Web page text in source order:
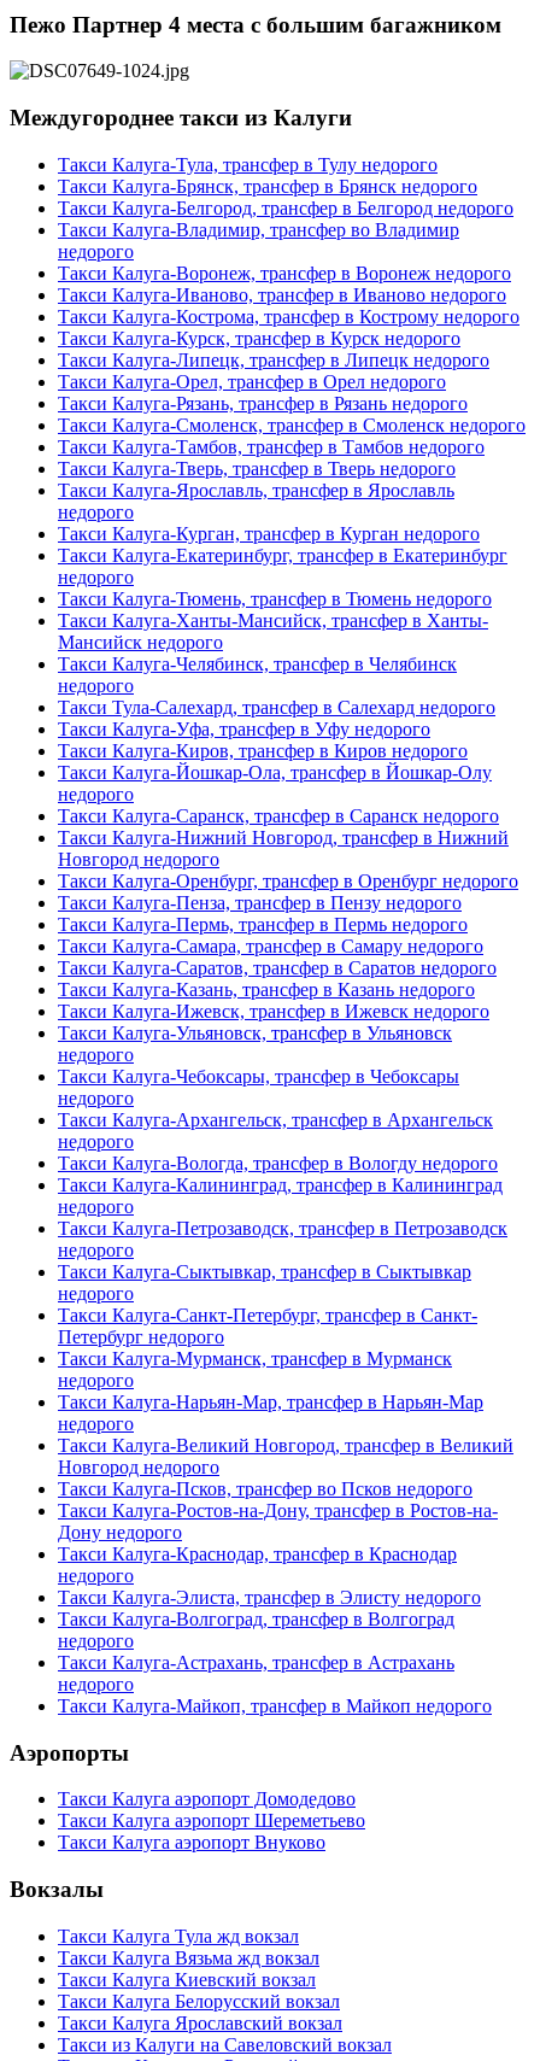
Пежо Партнер 4 места с большим багажником
Междугороднее такси из Калуги
Такси Калуга-Тула, трансфер в Тулу недорого
Такси Калуга-Брянск, трансфер в Брянск недорого
Такси Калуга-Белгород, трансфер в Белгород недорого
Такси Калуга-Владимир, трансфер во Владимир
недорого
Такси Калуга-Воронеж, трансфер в Воронеж недорого
Такси Калуга-Иваново, трансфер в Иваново недорого
Такси Калуга-Кострома, трансфер в Кострому недорого
Такси Калуга-Курск, трансфер в Курск недорого
Такси Калуга-Липецк, трансфер в Липецк недорого
Такси Калуга-Орел, трансфер в Орел недорого
Такси Калуга-Рязань, трансфер в Рязань недорого
Такси Калуга-Смоленск, трансфер в Смоленск недорого
Такси Калуга-Тамбов, трансфер в Тамбов недорого
Такси Калуга-Тверь, трансфер в Тверь недорого
Такси Калуга-Ярославль, трансфер в Ярославль
недорого
Такси Калуга-Курган, трансфер в Курган недорого
Такси Калуга-Екатеринбург, трансфер в Екатеринбург
недорого
Такси Калуга-Тюмень, трансфер в Тюмень недорого
Такси Калуга-Ханты-Мансийск, трансфер в Ханты-
Мансийск недорого
Такси Калуга-Челябинск, трансфер в Челябинск
недорого
Такси Тула-Салехард, трансфер в Салехард недорого
Такси Калуга-Уфа, трансфер в Уфу недорого
Такси Калуга-Киров, трансфер в Киров недорого
Такси Калуга-Йошкар-Ола, трансфер в Йошкар-Олу
недорого
Такси Калуга-Саранск, трансфер в Саранск недорого
Такси Калуга-Нижний Новгород, трансфер в Нижний
Новгород недорого
Такси Калуга-Оренбург, трансфер в Оренбург недорого
Такси Калуга-Пенза, трансфер в Пензу недорого
Такси Калуга-Пермь, трансфер в Пермь недорого
Такси Калуга-Самара, трансфер в Самару недорого
Такси Калуга-Саратов, трансфер в Саратов недорого
Такси Калуга-Казань, трансфер в Казань недорого
Такси Калуга-Ижевск, трансфер в Ижевск недорого
Такси Калуга-Ульяновск, трансфер в Ульяновск
недорого
Такси Калуга-Чебоксары, трансфер в Чебоксары
недорого
Такси Калуга-Архангельск, трансфер в Архангельск
недорого
Такси Калуга-Вологда, трансфер в Вологду недорого
Такси Калуга-Калининград, трансфер в Калининград
недорого
Такси Калуга-Петрозаводск, трансфер в Петрозаводск
недорого
Такси Калуга-Сыктывкар, трансфер в Сыктывкар
недорого
Такси Калуга-Санкт-Петербург, трансфер в Санкт-
Петербург недорого
Такси Калуга-Мурманск, трансфер в Мурманск
недорого
Такси Калуга-Нарьян-Мар, трансфер в Нарьян-Мар
недорого
Такси Калуга-Великий Новгород, трансфер в Великий
Новгород недорого
Такси Калуга-Псков, трансфер во Псков недорого
Такси Калуга-Ростов-на-Дону, трансфер в Ростов-на-
Дону недорого
Такси Калуга-Краснодар, трансфер в Краснодар
недорого
Такси Калуга-Элиста, трансфер в Элисту недорого
Такси Калуга-Волгоград, трансфер в Волгоград
недорого
Такси Калуга-Астрахань, трансфер в Астрахань
недорого
Такси Калуга-Майкоп, трансфер в Майкоп недорого
Аэропорты
Такси Калуга аэропорт Домодедово
Такси Калуга аэропорт Шереметьево
Такси Калуга аэропорт Внуково
Вокзалы
Такси Калуга Тула жд вокзал
Такси Калуга Вязьма жд вокзал
Такси Калуга Киевский вокзал
Такси Калуга Белорусский вокзал
Такси Калуга Ярославский вокзал
Такси из Калуги на Савеловский вокзал